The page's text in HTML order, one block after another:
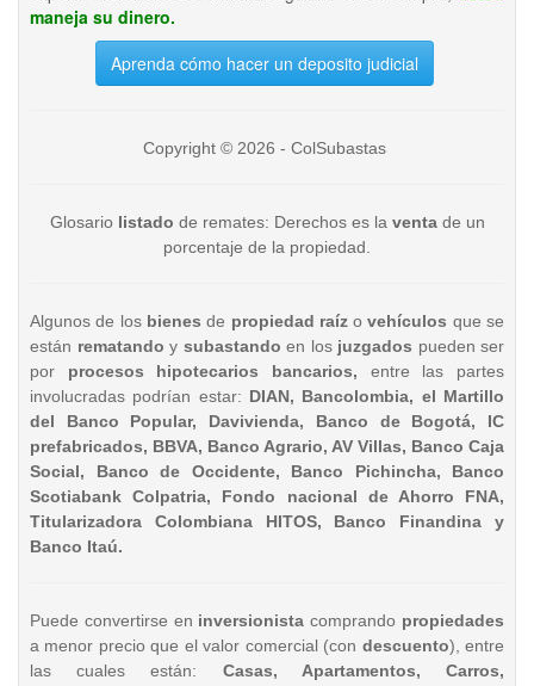
maneja su dinero.
Aprenda cómo hacer un deposito judicial
Copyright © 2026 - ColSubastas
Glosario listado de remates: Derechos es la ventade un
porcentaje de la propiedad.
Algunos de los bienesde propiedad raízo vehículos que se
están rematando y subastando en los juzgados pueden ser
por procesos hipotecarios bancarios, entre las partes
involucradas podrían estar: DIAN, Bancolombia, el Martillo
del Banco Popular, Davivienda, Banco de Bogotá, IC
prefabricados, BBVA, Banco Agrario, AV Villas, Banco Caja
Social, Banco de Occidente, Banco Pichincha, Banco
Scotiabank Colpatria, Fondo nacional de Ahorro FNA,
Titularizadora Colombiana HITOS, Banco Finandina y
Banco Itaú.
Puede convertirse en inversionista comprando propiedades
a menor precio que el valor comercial (con descuento), entre
las cuales están: Casas, Apartamentos, Carros,